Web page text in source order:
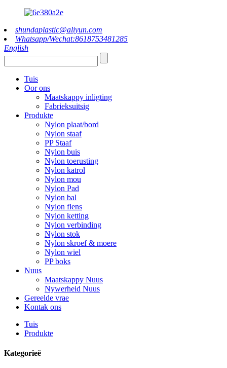
shundaplastic@aliyun.com
Whatsapp/Wechat:8618753481285
English
Tuis
Oor ons
Maatskappy inligting
Fabrieksuitsig
Produkte
Nylon plaat/bord
Nylon staaf
PP Staaf
Nylon buis
Nylon toerusting
Nylon katrol
Nylon mou
Nylon Pad
Nylon bal
Nylon flens
Nylon ketting
Nylon verbinding
Nylon stok
Nylon skroef & moere
Nylon wiel
PP boks
Nuus
Maatskappy Nuus
Nywerheid Nuus
Gereelde vrae
Kontak ons
Tuis
Produkte
Kategorieë